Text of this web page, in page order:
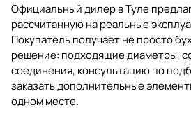
Официальный дилер в Туле
рассчитанную на реальные
Покупатель получает не просто
решение: подходящие диаметры,
соединения, консультацию по
заказать дополнительные
одном месте.